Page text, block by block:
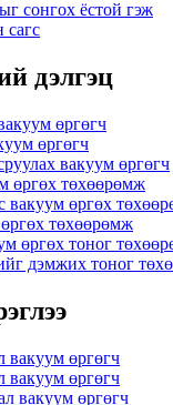
сонгох ёстой гэж
дэлгэц
өргөгч
өргөгч
вакуум өргөгч
өргөх төхөөрөмж
вакуум өргөх
төхөөрөмж
өргөх тоног
дэмжих тоног
вакуум өргөгч
вакуум өргөгч
вакуум өргөгч